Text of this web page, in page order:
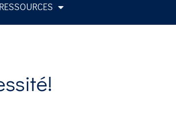
RESSOURCES